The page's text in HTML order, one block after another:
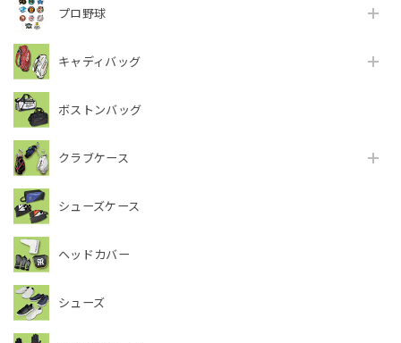
プロ野球
キャディバッグ
ボストンバッグ
クラブケース
シューズケース
ヘッドカバー
シューズ